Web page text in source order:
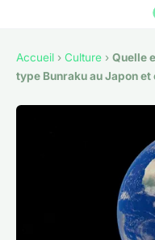
Accueil › Culture › Quelle
type Bunraku au Japon